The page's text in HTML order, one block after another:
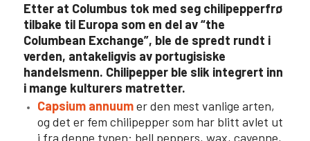
Etter at Columbus tok med seg chilipepperfrø
tilbake til Europa som en del av “the
Columbean Exchange”, ble de spredt rundt i
verden, antakeligvis av portugisiske
handelsmenn. Chilipepper ble slik integrert inn
i mange kulturers matretter.
Capsium annuumer den mest vanlige arten,
og det er fem chilipepper som har blitt avlet ut
i fra denne typen: bell peppers, wax, cayenne,